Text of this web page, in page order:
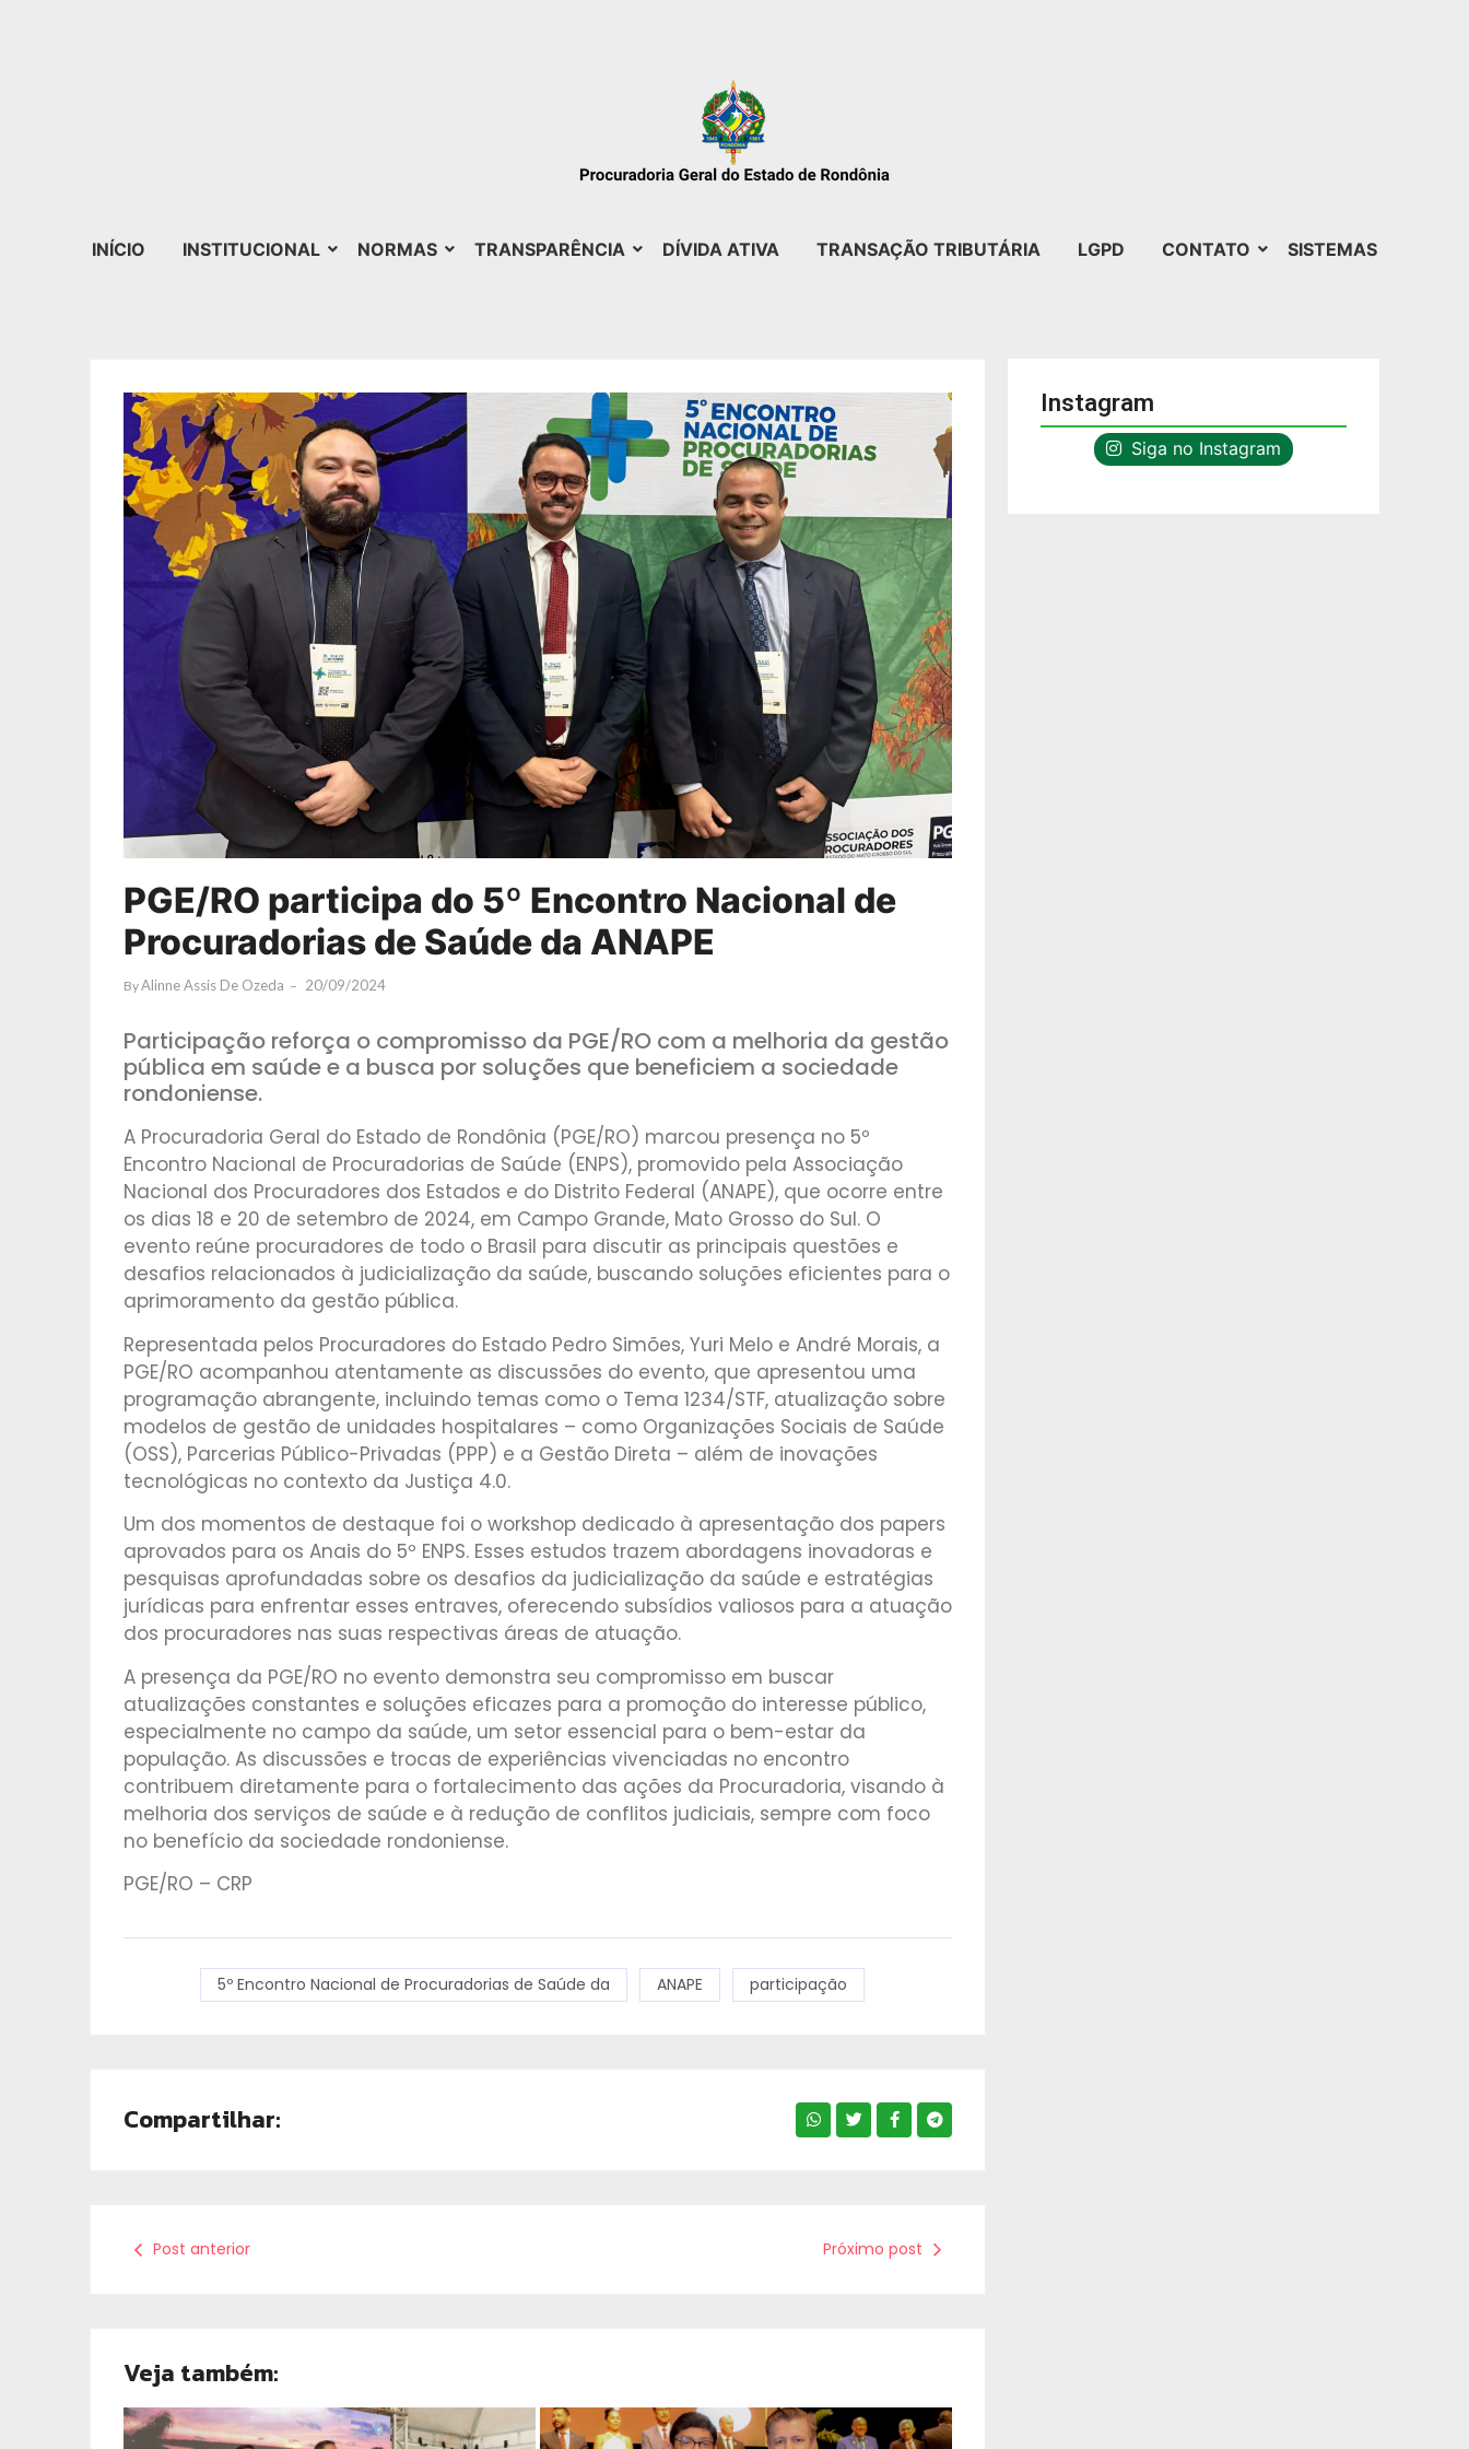
INÍCIO INSTITUCIONAL NORMAS TRANSPARÊNCIA DÍVIDA ATIVA TRANSAÇÃO TRIBUTÁRIA LGPD CONTATO SISTEMAS
PGE/RO participa do 5º Encontro Nacional de
Procuradorias de Saúde da ANAPE
ByAlinne Assis De Ozeda 20/09/2024
Participação reforça o compromisso da PGE/RO com a melhoria da gestão
pública em saúde e a busca por soluções que beneficiem a sociedade
rondoniense.
A Procuradoria Geral do Estado de Rondônia (PGE/RO) marcou presença no 5º
Encontro Nacional de Procuradorias de Saúde (ENPS), promovido pela Associação
Nacional dos Procuradores dos Estados e do Distrito Federal (ANAPE), que ocorre entre
os dias 18 e 20 de setembro de 2024, em Campo Grande, Mato Grosso do Sul. O
evento reúne procuradores de todo o Brasil para discutir as principais questões e
desafios relacionados à judicialização da saúde, buscando soluções eficientes para o
aprimoramento da gestão pública.
Representada pelos Procuradores do Estado Pedro Simões, Yuri Melo e André Morais, a
PGE/RO acompanhou atentamente as discussões do evento, que apresentou uma
programação abrangente, incluindo temas como o Tema 1234/STF, atualização sobre
modelos de gestão de unidades hospitalares – como Organizações Sociais de Saúde
(OSS), Parcerias Público-Privadas (PPP) e a Gestão Direta – além de inovações
tecnológicas no contexto da Justiça 4.0.
Um dos momentos de destaque foi o workshop dedicado à apresentação dos papers
aprovados para os Anais do 5º ENPS. Esses estudos trazem abordagens inovadoras e
pesquisas aprofundadas sobre os desafios da judicialização da saúde e estratégias
jurídicas para enfrentar esses entraves, oferecendo subsídios valiosos para a atuação
dos procuradores nas suas respectivas áreas de atuação.
A presença da PGE/RO no evento demonstra seu compromisso em buscar
atualizações constantes e soluções eficazes para a promoção do interesse público,
especialmente no campo da saúde, um setor essencial para o bem-estar da
população. As discussões e trocas de experiências vivenciadas no encontro
contribuem diretamente para o fortalecimento das ações da Procuradoria, visando à
melhoria dos serviços de saúde e à redução de conflitos judiciais, sempre com foco
no benefício da sociedade rondoniense.
PGE/RO – CRP
5º Encontro Nacional de Procuradorias de Saúde da ANAPE participação
Compartilhar:
Post anterior Próximo post
Veja também:
Instagram
Siga no Instagram